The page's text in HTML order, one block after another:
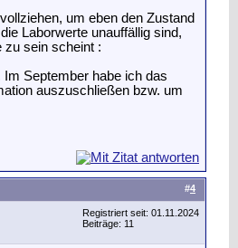
um eben den Zustand
Laborwerte unauffällig sind,
zu sein scheint :
September habe ich das
auszuschließen bzw. um
#4
Registriert seit: 01.11.2024
Beiträge: 11